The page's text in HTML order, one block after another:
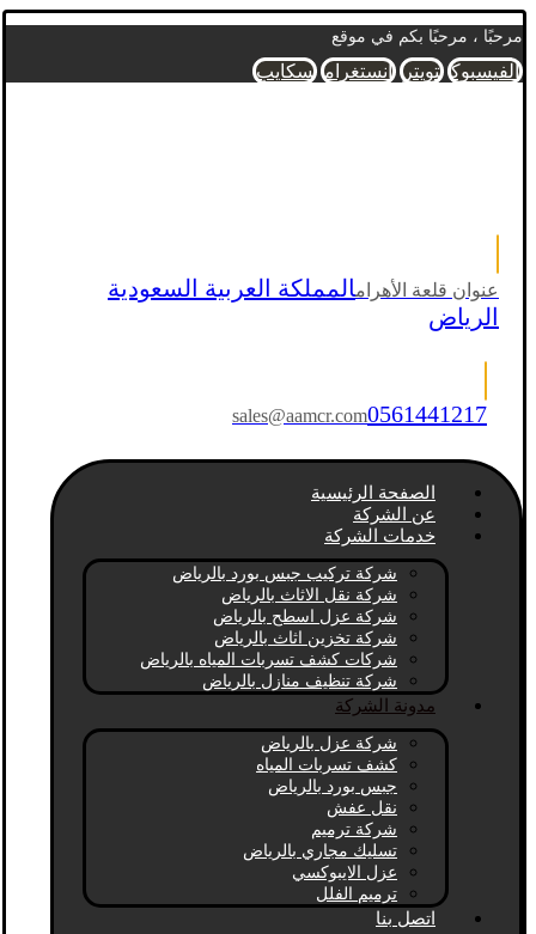
مرحبًا ، مرحبًا بكم في موقع
الفيسبوك تويتر انستغرام سكايب
عنوان قلعة الأهرامالمملكة العربية السعودية
الرياض
sales@aamcr.com0561441217
الصفحة الرئيسية
عن الشركة
خدمات الشركة
شركة تركيب جبس بورد بالرياض
شركة نقل الاثاث بالرياض
شركة عزل اسطح بالرياض
شركة تخزين اثاث بالرياض
شركات كشف تسربات المياه بالرياض
شركة تنظيف منازل بالرياض
مدونة الشركة
شركة عزل بالرياض
كشف تسربات المياه
جبس بورد بالرياض
نقل عفش
شركة ترميم
تسليك مجاري بالرياض
عزل الايبوكسي
ترميم الفلل
اتصل بنا